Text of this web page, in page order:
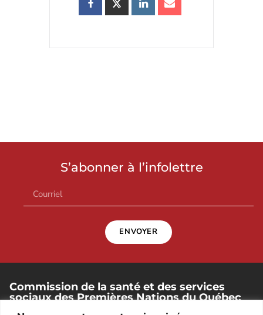
S’abonner à l’infolettre
ENVOYER
Commission de la santé et des services
sociaux des Premières Nations du Québec